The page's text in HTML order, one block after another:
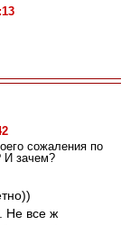
сожаления по
И зачем?
Не все ж